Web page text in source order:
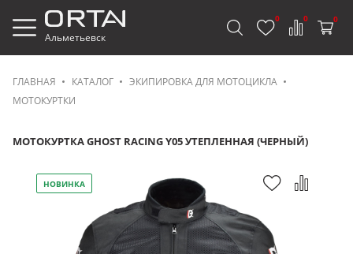
Альметьевск
0 0 0
ГЛАВНАЯ КАТАЛОГ
ЭКИПИРОВКА ДЛЯ МОТОЦИКЛА
МОТОКУРТКИ
МОТОКУРТКА GHOST RACING Y05 УТЕПЛЕННАЯ (ЧЕРНЫЙ)
НОВИНКА